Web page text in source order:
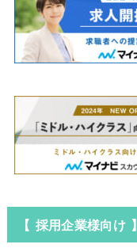
【 採用企業様向け 】